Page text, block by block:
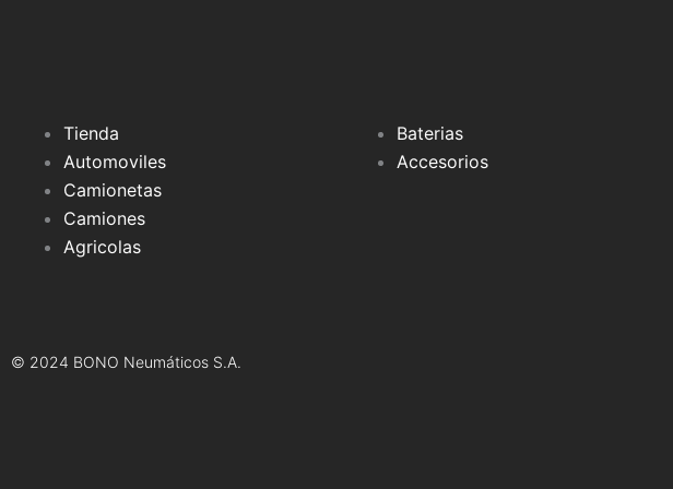
Tienda
Automoviles
Camionetas
Camiones
Agricolas
Baterias
Accesorios
© 2024 BONO Neumáticos S.A.